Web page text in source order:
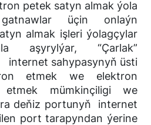
petek satyn almak ýola
üçin onlaýn
almak işleri ýolagçylar
aşyrylýar, “Çarlak”
internet sahypasynyň üsti
etmek we elektron
mümkinçiligi we
deňiz portunyň internet
port tarapyndan ýerine